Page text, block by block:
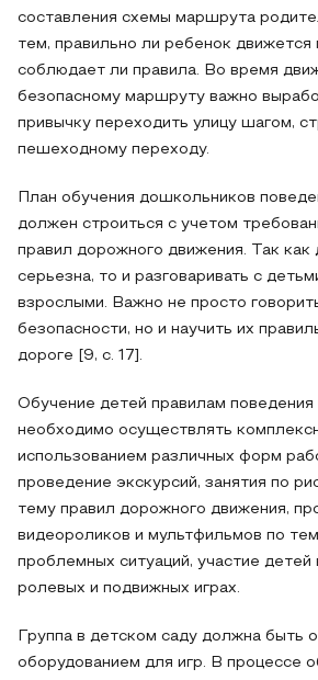
составления схемы маршрута
тем, правильно ли ребенок
соблюдает ли правила. Во время
безопасному маршруту важно
привычку переходить улицу шагом,
пешеходному переходу.
План обучения дошкольников
должен строиться с учетом
правил дорожного движения. Так как
серьезна, то и разговаривать с
взрослыми. Важно не просто
безопасности, но и научить их
дороге [9, с. 17].
Обучение детей правилам поведения
необходимо осуществлять
использованием различных форм
проведение экскурсий, занятия по
тему правил дорожного движения,
видеороликов и мультфильмов по
проблемных ситуаций, участие детей
ролевых и подвижных играх.
Группа в детском саду должна быть
оборудованием для игр. В процессе